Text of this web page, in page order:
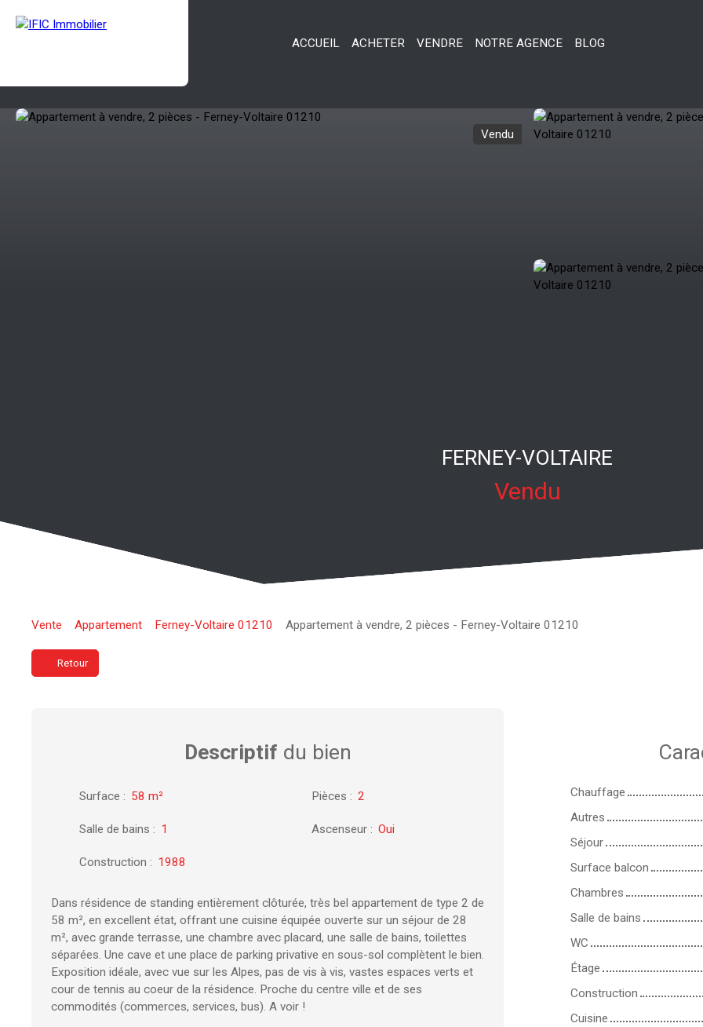
ACCUEIL ACHETER VENDRE NOTRE AGENCE BLOG
Vendu
FERNEY-VOLTAIRE
Vendu
Vente Appartement Ferney-Voltaire 01210 Appartement à vendre, 2 pièces - Ferney-Voltaire 01210
Retour
Descriptif du bien
Surface : 58 m² Pièces : 2
Salle de bains : 1 Ascenseur : Oui
Construction : 1988
Dans résidence de standing entièrement clôturée, très bel appartement de type 2 de
58 m², en excellent état, offrant une cuisine équipée ouverte sur un séjour de 28
m², avec grande terrasse, une chambre avec placard, une salle de bains, toilettes
séparées. Une cave et une place de parking privative en sous-sol complètent le bien.
Exposition idéale, avec vue sur les Alpes, pas de vis à vis, vastes espaces verts et
cour de tennis au coeur de la résidence. Proche du centre ville et de ses
commodités (commerces, services, bus). A voir !
Chauffage
Autres
Séjour
Surface balcon
Chambres
Salle de bains
WC
Étage
Construction
Cuisine